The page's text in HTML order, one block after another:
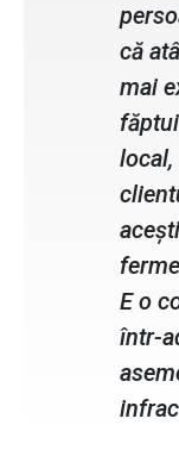
că
mai
E o
într-